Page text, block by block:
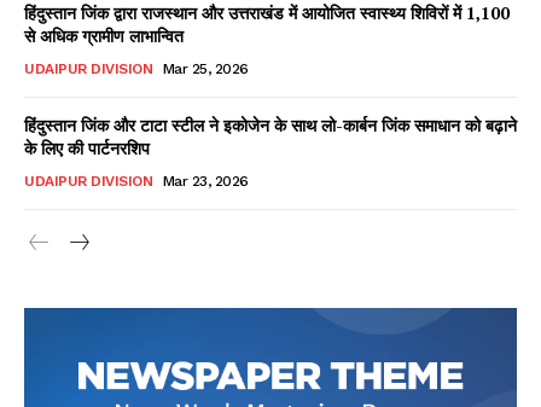
हिंदुस्तान जिंक द्वारा राजस्थान और उत्तराखंड में आयोजित स्वास्थ्य शिविरों में 1,100
से अधिक ग्रामीण लाभान्वित
UDAIPUR DIVISION Mar 25, 2026
हिंदुस्तान जिंक और टाटा स्टील ने इकोजेन के साथ लो-कार्बन जिंक समाधान को बढ़ाने
के लिए की पार्टनरशिप
UDAIPUR DIVISION Mar 23, 2026